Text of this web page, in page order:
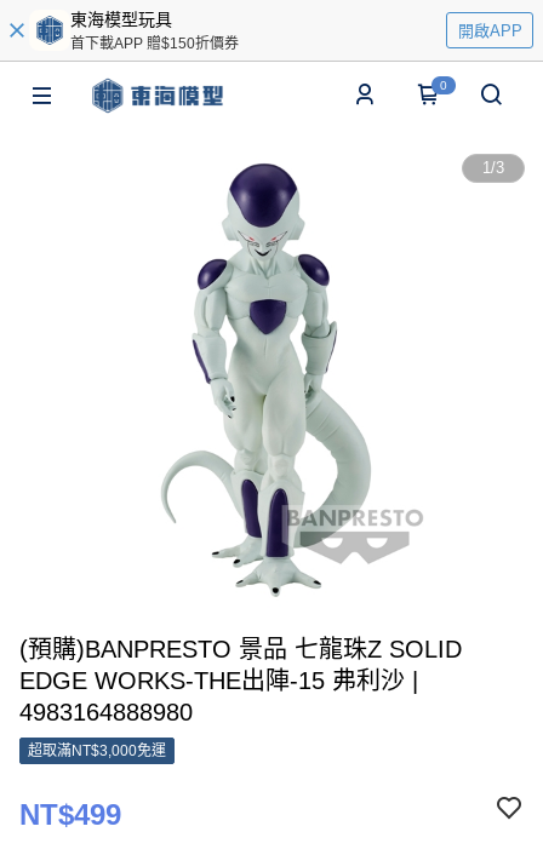
東海模型玩具
首下載APP 贈$150折價券
開啟APP
0
1/3
(預購)BANPRESTO 景品 七龍珠Z SOLID
EDGE WORKS-THE出陣-15 弗利沙 |
4983164888980
超取滿NT$3,000免運
NT$499